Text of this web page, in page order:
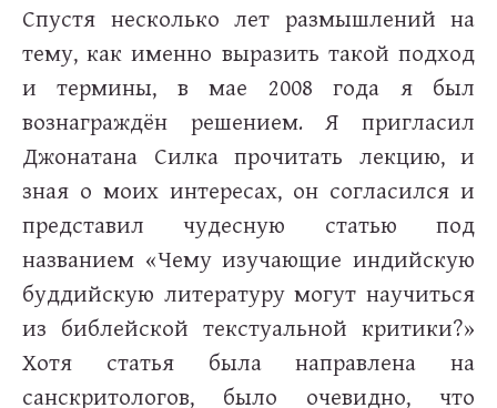
Спустя несколько лет размышлений на
тему, как именно выразить такой подход
и термины, в мае 2008 года я был
вознаграждён решением. Я пригласил
Джонатана Силка прочитать лекцию, и
зная о моих интересах, он согласился и
представил чудесную статью под
названием «Чему изучающие индийскую
буддийскую литературу могут научиться
из библейской текстуальной критики?»
Хотя статья была направлена на
санскритологов, было очевидно, что